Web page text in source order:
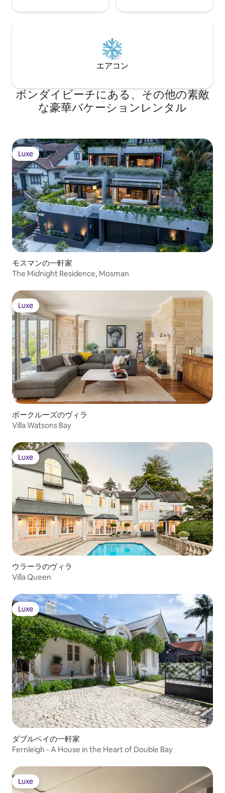
dining area for ten. Throughout the
honeymoon-worthy master suite with a
king bed, en-suite bathroom, a private
balcony and ocean views. The other two
access to a hall bathroom. Like the
common living areas, they’re inspired
and modern, with clever skylight-style
windows and mid-century-classic
Hornby Lighthouse, and a 10-minute
drive or less from three more beaches
and Macquarie Lighthouse, as well as a
range of shopping and dining choices in
downtown Vaucluse. It’s an easy drive—
and well worth making a day trip—to city
icons like the Sydney Opera House, the
Sydney Harbour Bridge and Bondi Beach.
Copyright © Luxury Retreats. All rights
reserved. BEDROOM & BATHROOM •
Bedroom 1 - Master: King size bed,
Ensuite bathroom with bathtub and
Television, Air conditioning, Balcony,
Ocean view • Bedroom 2: King size bed,
bedroom 3, Bathtub, Stand-alone rain
shower, Television, Desk, Air
conditioning • Bedroom 3: King size bed,
Shared access to hallway bathroom with
bedroom 2, Bathtub, Stand-alone rain
shower, Television, Desk, Air
conditioning FEATURES & AMENITIES •
Pool table • Table tennis • More under
“What this place offers” below
OUTDOOR FEATURES • Ocean View •
Garage - 2 spaces • More under “What
this place offers” below STAFF &
SERVICES Included: • Concierge services
• More under “What this place offers”
below Extra Cost (advance notice may
and excursions • More under “Add-on
services” below
エアコン
ボンダイビーチにある、その他の素敵
な豪華バケーションレンタル
Luxe
Luxe
モスマンの一軒家
The Midnight Residence, Mosman
Luxe
Luxe
ボークルーズのヴィラ
Villa Watsons Bay
Luxe
Luxe
ウラーラのヴィラ
Villa Queen
Luxe
Luxe
ダブルベイの一軒家
Fernleigh - A House in the Heart of Double Bay
Luxe
Luxe